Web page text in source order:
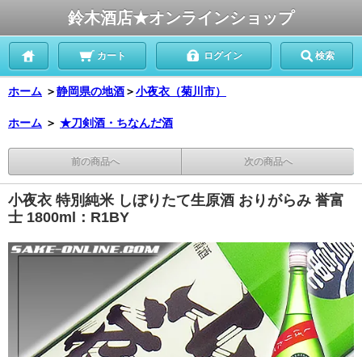
鈴木酒店★オンラインショップ
カート ログイン 検索
ホーム ＞静岡県の地酒＞小夜衣（菊川市）
ホーム ＞ ★刀剣酒・ちなんだ酒
前の商品へ 次の商品へ
小夜衣 特別純米 しぼりたて生原酒 おりがらみ 誉富
士 1800ml：R1BY